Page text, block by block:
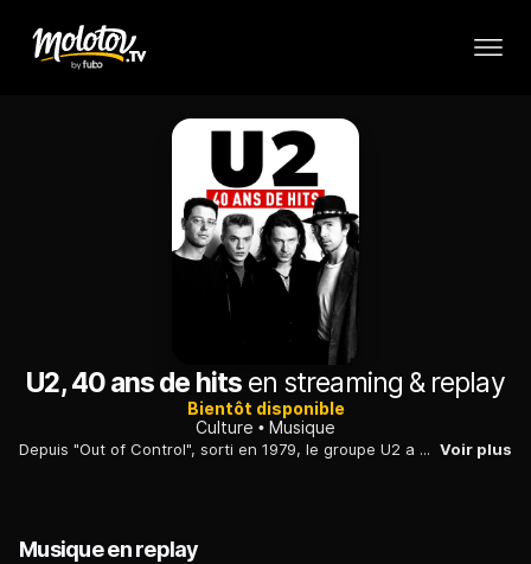
U2, 40 ans de hitsen streaming & replay
Bientôt disponible
Culture
Musique
Depuis "Out of Control", sorti en 1979, le groupe U2 a multiplié les succès. Retour sur plus de 40 ans de hits d'un groupe de rock devenu légendaire. Voir plus
Musique en replay